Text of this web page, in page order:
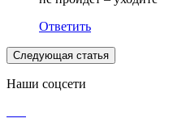
Ответить
Следующая статья
Наши соцсети